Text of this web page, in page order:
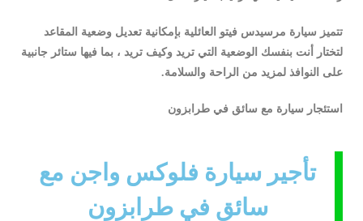
تتميز سيارة مرسيدس فيتو العائلية بإمكانية تعديل وضعية المقاعد
لتختار أنت بنفسك الوضعية التي تريد وكيف تريد ، بما فيها ستائر جانبية
على النوافذ لمزيد من الراحة والسلامة.
استئجار سيارة مع سائق في طرابزون
تأجير سيارة فلوكس واجن مع
سائق في طرابزون